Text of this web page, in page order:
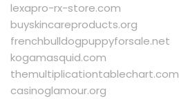
lexapro-rx-store.com
buyskincareproducts.org
frenchbulldogpuppyforsale.net
kogamasquid.com
themultiplicationtablechart.com
casinoglamour.org